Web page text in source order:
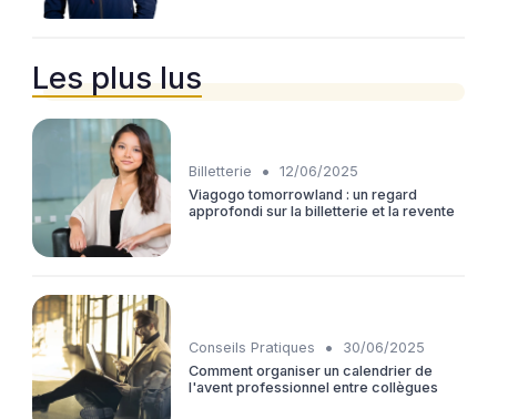
Les plus lus
Billetterie •
12/06/2025
Viagogo tomorrowland : un regard
approfondi sur la billetterie et la revente
Conseils Pratiques •
30/06/2025
Comment organiser un calendrier de
l'avent professionnel entre collègues